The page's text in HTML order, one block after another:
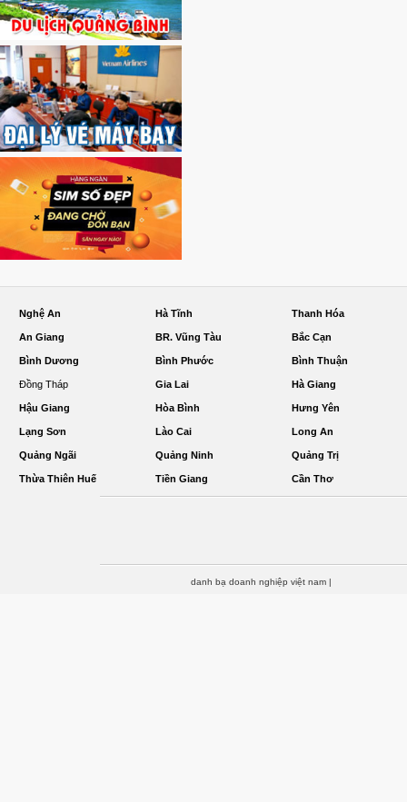
Nghệ An Hà Tĩnh Thanh Hóa
An Giang BR. Vũng Tàu Bắc Cạn
Bình Dương Bình Phước Bình Thuận
Đồng Tháp Gia Lai Hà Giang
Hậu Giang Hòa Bình Hưng Yên
Lạng Sơn Lào Cai Long An
Quảng Ngãi Quảng Ninh Quảng Trị
Thừa Thiên Huế Tiền Giang Cần Thơ
danh bạ doanh nghiệp việt nam |